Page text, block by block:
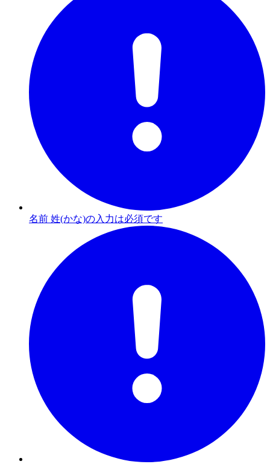
名前 姓(かな)の入力は必須です